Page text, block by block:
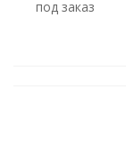
Под заказ